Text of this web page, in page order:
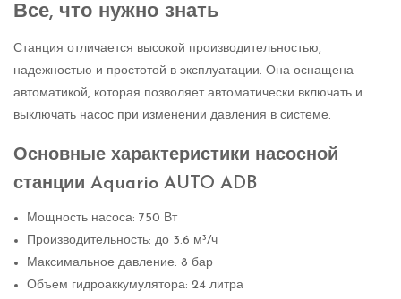
Все, что нужно знать
Станция отличается высокой производительностью,
надежностью и простотой в эксплуатации. Она оснащена
автоматикой, которая позволяет автоматически включать и
выключать насос при изменении давления в системе.
Основные характеристики насосной
станции Aquario AUTO ADB
Мощность насоса: 750 Вт
Производительность: до 3.6 м³/ч
Максимальное давление: 8 бар
Объем гидроаккумулятора: 24 литра